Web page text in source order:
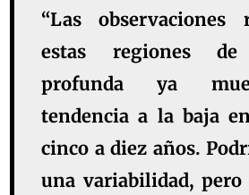
“Las observaciones
estas regiones de
profunda ya
tendencia a la baja
cinco a diez años.
una variabilidad, pero